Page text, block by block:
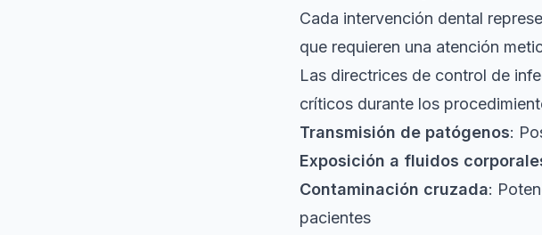
Cada intervención dental
que requieren una atención
Las directrices de control de
críticos durante los
Transmisión de patógenos:
Exposición a fluidos
Contaminación cruzada:
pacientes